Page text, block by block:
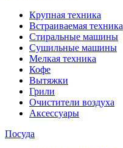
Крупная техника
Встраиваемая техника
Стиральные машины
Сушильные машины
Мелкая техника
Кофе
Вытяжки
Грили
Очистители воздуха
Аксессуары
Посуда